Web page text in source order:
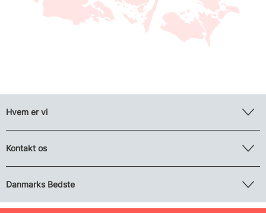
Hvem er vi
Kontakt os
Danmarks Bedste